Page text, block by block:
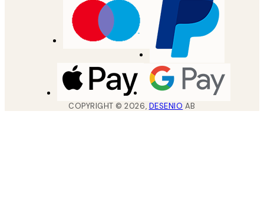
COPYRIGHT ©2026, DESENIO AB